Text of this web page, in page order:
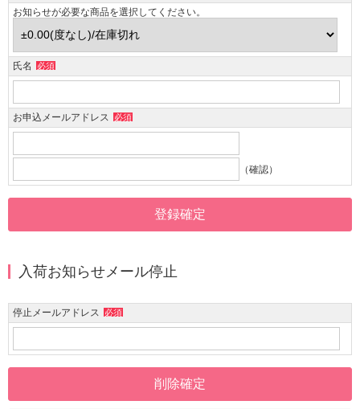
お知らせが必要な商品を選択してください。
氏名 必須
お申込メールアドレス 必須
（確認）
入荷お知らせメール停止
停止メールアドレス 必須